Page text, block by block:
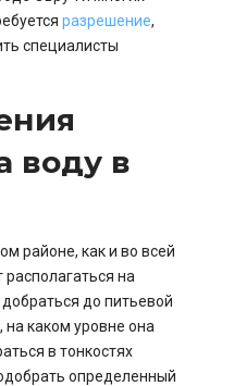
разрешение,
специалисты
воду в
районе, как и во всей
на
до питьевой
каком уровне она
в тонкостях
определенный